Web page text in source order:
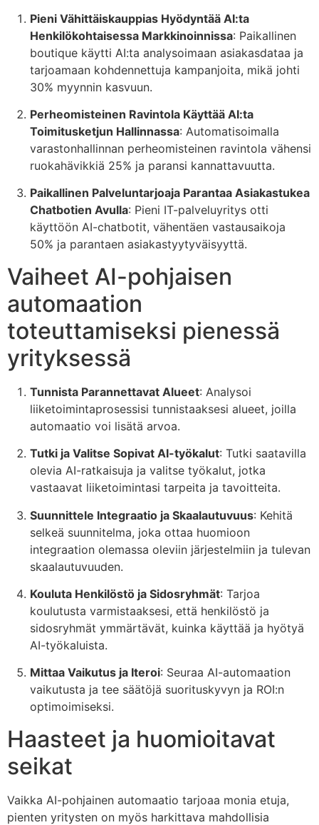
Pieni Vähittäiskauppias Hyödyntää AI:ta
Henkilökohtaisessa Markkinoinnissa: Paikallinen
boutique käytti AI:ta analysoimaan asiakasdataa ja
tarjoamaan kohdennettuja kampanjoita, mikä johti
30% myynnin kasvuun.
Perheomisteinen Ravintola Käyttää AI:ta
Toimitusketjun Hallinnassa: Automatisoimalla
varastonhallinnan perheomisteinen ravintola vähensi
ruokahävikkiä 25% ja paransi kannattavuutta.
Paikallinen Palveluntarjoaja Parantaa Asiakastukea
Chatbotien Avulla: Pieni IT-palveluyritys otti
käyttöön AI-chatbotit, vähentäen vastausaikoja
50% ja parantaen asiakastyytyväisyyttä.
Vaiheet AI-pohjaisen
automaation
toteuttamiseksi pienessä
yrityksessä
Tunnista Parannettavat Alueet: Analysoi
liiketoimintaprosessisi tunnistaaksesi alueet, joilla
automaatio voi lisätä arvoa.
Tutki ja Valitse Sopivat AI-työkalut: Tutki saatavilla
olevia AI-ratkaisuja ja valitse työkalut, jotka
vastaavat liiketoimintasi tarpeita ja tavoitteita.
Suunnittele Integraatio ja Skaalautuvuus: Kehitä
selkeä suunnitelma, joka ottaa huomioon
integraation olemassa oleviin järjestelmiin ja tulevan
skaalautuvuuden.
Kouluta Henkilöstö ja Sidosryhmät: Tarjoa
koulutusta varmistaaksesi, että henkilöstö ja
sidosryhmät ymmärtävät, kuinka käyttää ja hyötyä
AI-työkaluista.
Mittaa Vaikutus ja Iteroi: Seuraa AI-automaation
vaikutusta ja tee säätöjä suorituskyvyn ja ROI:n
optimoimiseksi.
Haasteet ja huomioitavat
seikat
Vaikka AI-pohjainen automaatio tarjoaa monia etuja,
pienten yritysten on myös harkittava mahdollisia